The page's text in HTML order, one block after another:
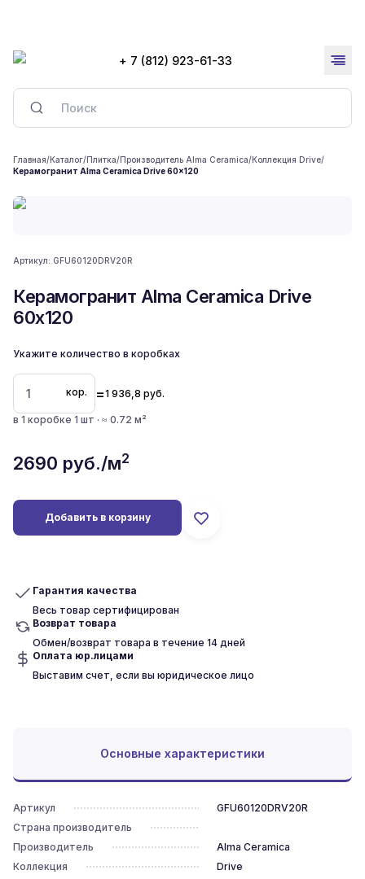
+ 7 (812) 923-61-33
Главная/Каталог/Плитка/Производитель Alma Ceramica/Коллекция Drive/
Керамогранит Alma Ceramica Drive 60x120
Артикул: GFU60120DRV20R
Керамогранит Alma Ceramica Drive
60x120
Укажите количество в коробках
кор. =1 936,8 руб.
в 1 коробке 1 шт · ≈ 0.72 м²
2690 руб./м2
Добавить в корзину
Гарантия качества
Весь товар сертифицирован
Возврат товара
Обмен/возврат товара в течение 14 дней
Оплата юр.лицами
Выставим счет, если вы юридическое лицо
Основные характеристики
Артикул
GFU60120DRV20R
Страна производитель
Производитель
Alma Ceramica
Коллекция
Drive